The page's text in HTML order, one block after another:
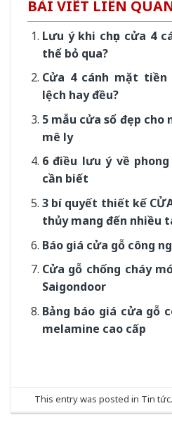
BÀI VIẾT LIÊN
Lưu ý khi chọn cửa 4
thể bỏ qua?
Cửa 4 cánh mặt tiền
lệch hay đều?
5 mẫu cửa sổ đẹp cho
mê ly
6 điều lưu ý về
cần biết
3 bí quyết thiết kế
thủy mang đến nhiều
Báo giá cửa gỗ công
Cửa gỗ chống cháy
Saigondoor
Bảng báo giá cửa gỗ
melamine cao cấp
This entry was posted in Tin tức